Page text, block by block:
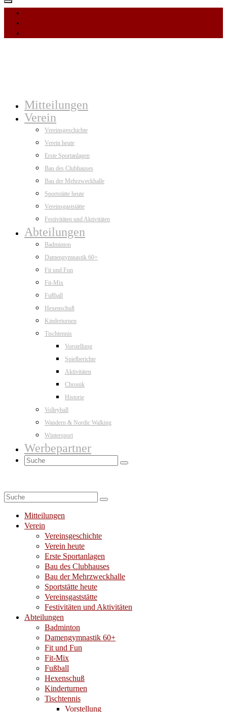
Mitteilungen
Verein
Vereinsgeschichte
Verein heute
Erste Sportanlagen
Bau des Clubhauses
Bau der Mehrzweckhalle
Sportstätte heute
Vereinsgaststätte
Festivitäten und Aktivitäten
Abteilungen
Badminton
Damengymnastik 60+
Fit und Fun
Fit-Mix
Fußball
Hexenschuß
Kinderturnen
Tischtennis
Vorstellung
Spielberichte
Aktivitäten
Chronik
Historie
Volleyball
Wandern & Nordic Walking
Wintersport
Werbepartner
Suche
Suche
Mitteilungen
Verein
Vereinsgeschichte
Verein heute
Erste Sportanlagen
Bau des Clubhauses
Bau der Mehrzweckhalle
Sportstätte heute
Vereinsgaststätte
Festivitäten und Aktivitäten
Abteilungen
Badminton
Damengymnastik 60+
Fit und Fun
Fit-Mix
Fußball
Hexenschuß
Kinderturnen
Tischtennis
Vorstellung